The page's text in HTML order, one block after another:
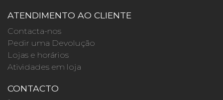
ATENDIMENTO AO CLIENTE
Contacta-nos
Pedir uma Devolução
Lojas e horários
Atividades em loja
CONTACTO